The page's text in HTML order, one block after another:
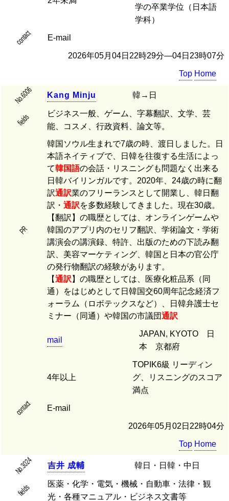
学の卒業学位（日本語
学科）
contact E-mail
2026年05月04日22時29分―04日23時07分
Top Home
No.6006 Kang M inju 韓→日
fields
ビジネス一般、ゲーム、字幕翻訳、文学、芸
能、コスメ、行政資料、論文等。
PR
韓国ソウル生まれで7歳の時、渡日しました。日
本語ネイティブで、日韓を往復する生活によっ
て韓国語の会話・リスニングも問題なく出来る
日韓バイリンガルです。2020年、24歳の時に翻
訳通訳業のフリーランスとして開業し、韓日翻
訳・ 通訳を多数経験してきました。現在30歳。
【翻訳】の職歴としては、オンラインゲームや
韓国のアプリ内のセリフ翻訳、学術論文・学術
講演会の講演録、特許、出版のための下読み翻
訳、美容マーケティング、韓国と日本の官公庁
の発行物翻訳の経験があります。
【通訳 】の職歴としては、医療化粧品系（同
通）をはじめとして日韓国交60周年記念経済フ
ォーラム（ロボテックスなど）、日韓弁護士セ
ミナー（同通）や韓国の市議団通訳
mail
JAPAN, KYOTO 日
本 京都府
4年以上
TOPIK6級 リーディン
グ、リスニングのスコア
満点
contact E-mail
2026年05月02日22時04分
Top Home
No.3024 吉井 成輔 韓日・日韓・中日
fields
医薬・化学・電気・機械・自動車・法律・観
光・各種マニュアル・ビジネス文書等